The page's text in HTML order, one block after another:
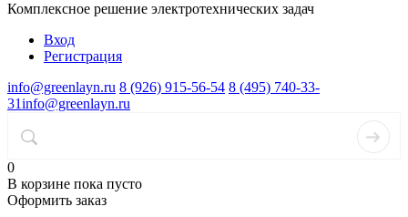
Комплексное решение электротехнических задач
Вход
Регистрация
info@greenlayn.ru 8 (926) 915-56-54 8 (495) 740-33-
31info@greenlayn.ru
0
В корзине пока пусто
Оформить заказ